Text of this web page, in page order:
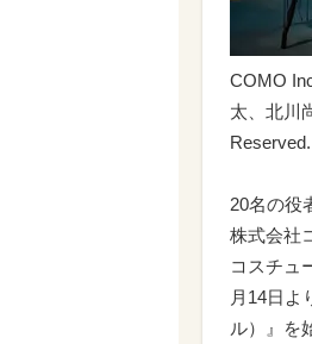
COMO
太、北川
Reserved.
20名の役
株式会社
コスチュ
月14日よ
ル）』を